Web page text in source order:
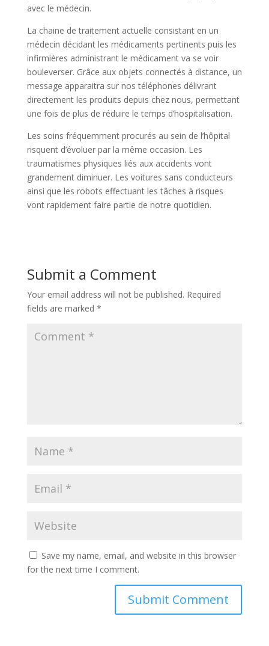
avec le médecin.
La chaine de traitement actuelle consistant en un
médecin décidant les médicaments pertinents puis les
infirmières administrant le médicament va se voir
bouleverser. Grâce aux objets connectés à distance, un
message apparaitra sur nos téléphones délivrant
directement les produits depuis chez nous, permettant
une fois de plus de réduire le temps d’hospitalisation.
Les soins fréquemment procurés au sein de l’hôpital
risquent d’évoluer par la même occasion. Les
traumatismes physiques liés aux accidents vont
grandement diminuer. Les voitures sans conducteurs
ainsi que les robots effectuant les tâches à risques
vont rapidement faire partie de notre quotidien.
Submit a Comment
Your email address will not be published. Required
fields are marked *
Save my name, email, and website in this browser
for the next time I comment.